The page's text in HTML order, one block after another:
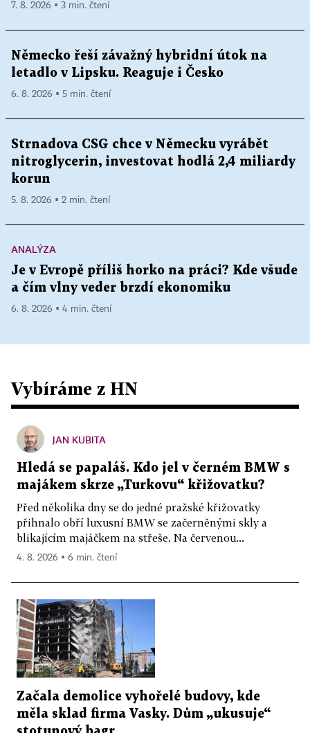
7. 8. 2026 ▪ 3 min. čtení
Německo řeší závažný hybridní útok na
letadlo v Lipsku. Reaguje i Česko
6. 8. 2026 ▪ 5 min. čtení
Strnadova CSG chce v Německu vyrábět
nitroglycerin, investovat hodlá 2,4 miliardy
korun
5. 8. 2026 ▪ 2 min. čtení
ANALÝZA
Je v Evropě příliš horko na práci? Kde všude
a čím vlny veder brzdí ekonomiku
6. 8. 2026 ▪ 4 min. čtení
Vybíráme z HN
JAN KUBITA
Hledá se papaláš. Kdo jel v černém BMW s
majákem skrze „Turkovu“ křižovatku?
Před několika dny se do jedné pražské křižovatky
přihnalo obří luxusní BMW se začerněnými skly a
blikajícím majáčkem na střeše. Na červenou...
4. 8. 2026 ▪ 6 min. čtení
Začala demolice vyhořelé budovy, kde
měla sklad firma Vasky. Dům „ukusuje“